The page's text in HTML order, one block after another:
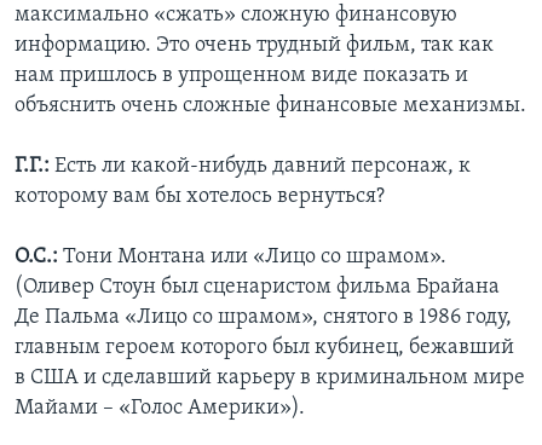
максимально «сжать» сложную финансовую
информацию. Это очень трудный фильм, так как
нам пришлось в упрощенном виде показать и
объяснить очень сложные финансовые механизмы.
Г.Г.: Есть ли какой-нибудь давний персонаж, к
которому вам бы хотелось вернуться?
О.С.: Тони Монтана или «Лицо со шрамом».
(Оливер Стоун был сценаристом фильма Брайана
Де Пальма «Лицо со шрамом», снятого в 1986 году,
главным героем которого был кубинец, бежавший
в США и сделавший карьеру в криминальном мире
Майами – «Голос Америки»).